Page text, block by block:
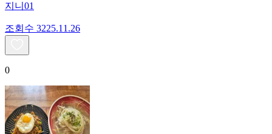
지니01
조회수 3225.11.26
0